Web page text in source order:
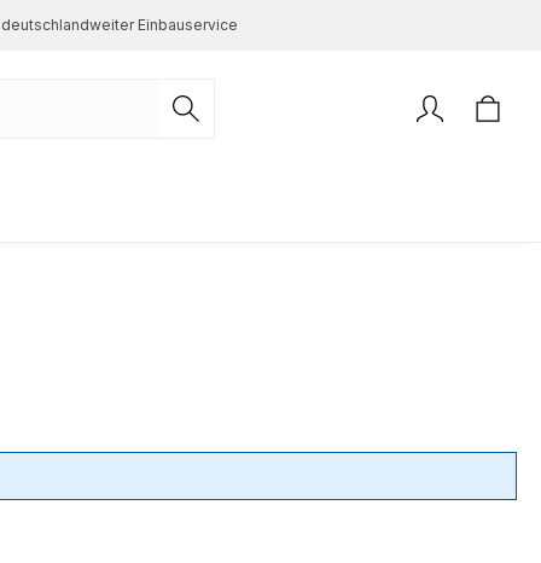
deutschlandweiter Einbauservice